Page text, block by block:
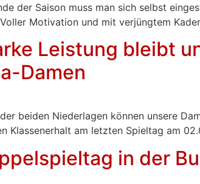
der Saison muss man sich selbst
Motivation und mit verjüngtem
Leistung bleibt
Damen
beiden Niederlagen können unsere
Klassenerhalt am letzten Spieltag am
in der